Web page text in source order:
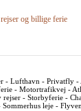
og billige ferie
- Lufthavn - Privatfly
- Motortrafikvej -
rejser - Storbyferie -
leje -